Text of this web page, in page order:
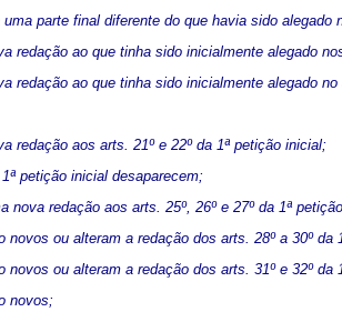
parte final diferente do que havia sido alegado
redação ao que tinha sido inicialmente alegado
redação ao que tinha sido inicialmente alegado
redação aos arts. 21º e 22º da 1ª petição inicial;
petição inicial desaparecem;
nova redação aos arts. 25º, 26º e 27º da 1ª
novos ou alteram a redação dos arts. 28º a 30º da
novos ou alteram a redação dos arts. 31º e 32º da
novos;